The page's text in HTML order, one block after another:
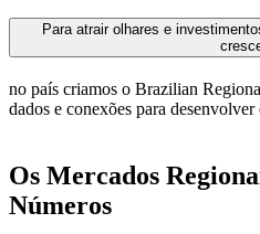
Para atrair olhares e
no país criamos o Brazilian
dados e conexões para
Os Mercados
Números